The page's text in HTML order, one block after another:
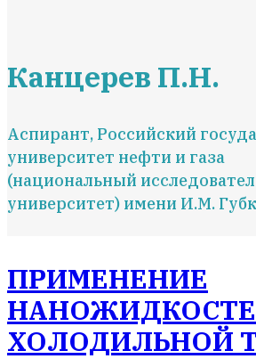
Канцерев П.Н.
Аспирант, Российский
университет нефти и газа
(национальный
университет) имени И.М.
ПРИМЕНЕНИЕ
ХОЛОДИЛЬНОЙ